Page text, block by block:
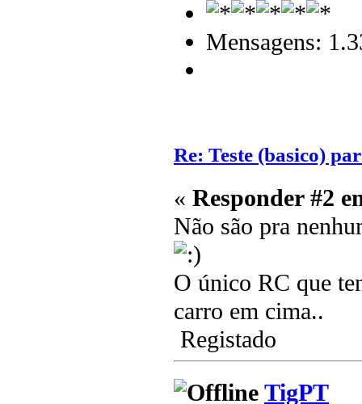
Mensagens:
Re: Teste (basico)
« Responder #2
Não são pra
O único RC que
carro em cima..
Registado
TigPT